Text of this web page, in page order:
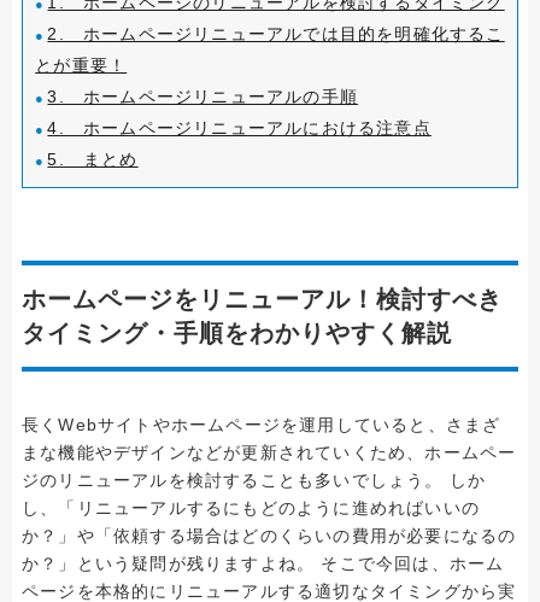
2. ホームページリニューアルでは目的を明確化するこ
とが重要！
3. ホームページリニューアルの手順
4. ホームページリニューアルにおける注意点
5. まとめ
ホームページをリニューアル！検討すべき
タイミング・手順をわかりやすく解説
長くWebサイトやホームページを運用していると、さまざ
まな機能やデザインなどが更新されていくため、ホームペー
ジのリニューアルを検討することも多いでしょう。 しか
し、「リニューアルするにもどのように進めればいいの
か？」や「依頼する場合はどのくらいの費用が必要になるの
か？」という疑問が残りますよね。 そこで今回は、ホーム
ページを本格的にリニューアルする適切なタイミングから実